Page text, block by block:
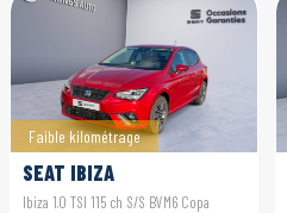
Faible kilométrage
SEAT IBIZA
Ibiza 1.0 TSI 115 ch S/S BVM6 Copa